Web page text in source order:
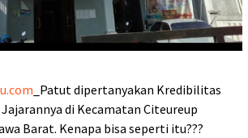
_Patut dipertanyakan Kredibilitas
di Kecamatan Citeureup
Barat. Kenapa bisa seperti itu???